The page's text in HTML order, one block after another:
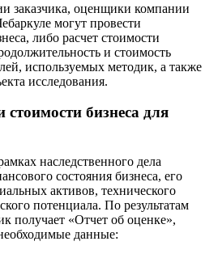
заказчика, оценщики компании
могут провести
либо расчет стоимости
и стоимость
используемых методик, а также
исследования.
стоимости бизнеса для
наследственного дела
состояния бизнеса, его
активов, технического
потенциала. По результатам
получает «Отчет об оценке»,
данные: